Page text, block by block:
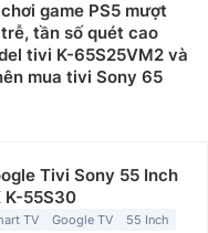
game PS5 mượt
tần số quét cao
tivi K-65S25VM2 và
mua tivi Sony 65
Tivi Sony 55 Inch
K-55S30
TV Google TV 55 Inch